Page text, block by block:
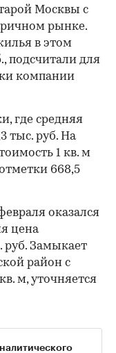
Москвы с
рынке.
в этом
подсчитали для
компании
где средняя
тыс. руб. На
1 кв. м
668,5
оказался
цена
руб. Замыкает
район с
м, уточняется